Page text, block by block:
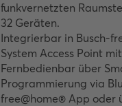
funkvernetzten
32 Geräten.
Integrierbar in Busch-
System Access Point
Fernbedienbar über
Programmierung via
free@home® App oder